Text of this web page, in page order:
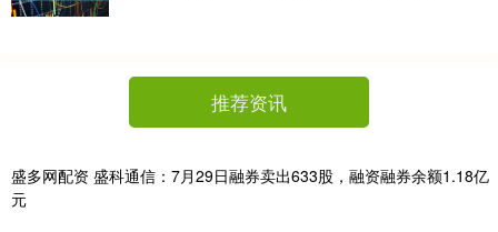
推荐资讯
盛多网配资 盛科通信：7月29日融券卖出633股，融资融券余额1.18亿
元